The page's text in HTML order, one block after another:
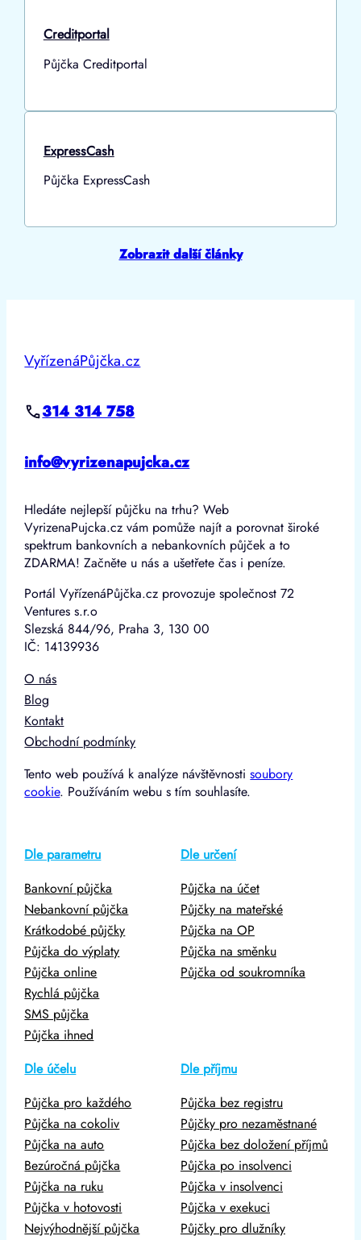
Creditportal
Půjčka Creditportal
ExpressCash
Půjčka ExpressCash
Zobrazit další články
VyřízenáPůjčka.cz
314 314 758
info@vyrizenapujcka.cz
Hledáte nejlepší půjčku na trhu? Web
VyrizenaPujcka.cz vám pomůže najít a porovnat široké
spektrum bankovních a nebankovních půjček a to
ZDARMA! Začněte u nás a ušetřete čas i peníze.
Portál VyřízenáPůjčka.cz provozuje společnost 72
Ventures s.r.o
Slezská 844/96, Praha 3, 130 00
IČ: 14139936
O nás
Blog
Kontakt
Obchodní podmínky
Tento web používá k analýze návštěvnostisoubory
cookie. Používáním webu s tím souhlasíte.
Dle parametru
Bankovní půjčka
Nebankovní půjčka
Krátkodobé půjčky
Půjčka do výplaty
Půjčka online
Rychlá půjčka
SMS půjčka
Půjčka ihned
Dle určení
Půjčka na účet
Půjčky na mateřské
Půjčka na OP
Půjčka na směnku
Půjčka od soukromníka
Dle účelu
Půjčka pro každého
Půjčka na cokoliv
Půjčka na auto
Bezúročná půjčka
Půjčka na ruku
Půjčka v hotovosti
Nejvýhodnější půjčka
Dle příjmu
Půjčka bez registru
Půjčky pro nezaměstnané
Půjčka bez doložení příjmů
Půjčka po insolvenci
Půjčka v insolvenci
Půjčka v exekuci
Půjčky pro dlužníky